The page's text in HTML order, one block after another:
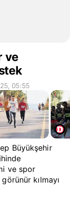
ve
05:55
Büyükşehir
ve spor
kılmayı